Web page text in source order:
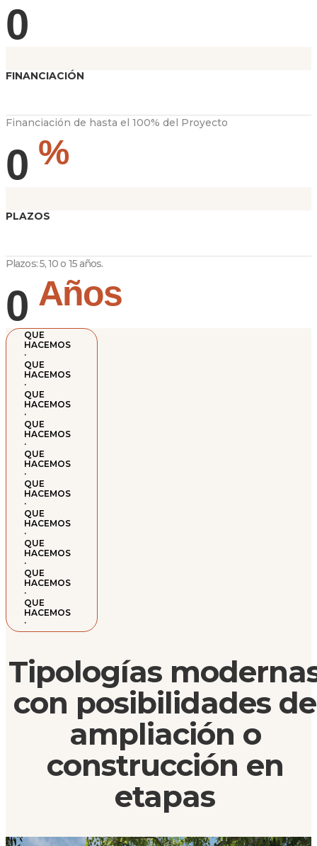
0
FINANCIACIÓN
Financiación de hasta el 100% del Proyecto
0 %
PLAZOS
Plazos: 5, 10 o 15 años.
0 Años
QUE
HACEMOS
·
QUE
HACEMOS
·
QUE
HACEMOS
·
QUE
HACEMOS
·
QUE
HACEMOS
·
QUE
HACEMOS
·
QUE
HACEMOS
·
QUE
HACEMOS
·
QUE
HACEMOS
·
QUE
HACEMOS
·
Tipologías
con posibilidades de
ampliación o
construcción en
etapas